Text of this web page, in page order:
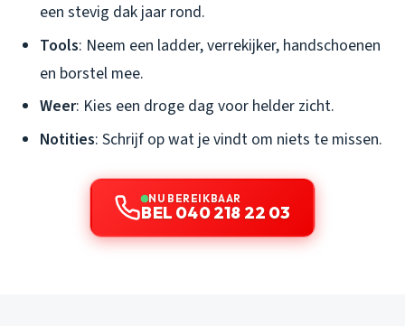
een stevig dak jaar rond.
Tools: Neem een ladder, verrekijker, handschoenen
en borstel mee.
Weer: Kies een droge dag voor helder zicht.
Notities: Schrijf op wat je vindt om niets te missen.
NU BEREIKBAAR
BEL 040 218 22 03